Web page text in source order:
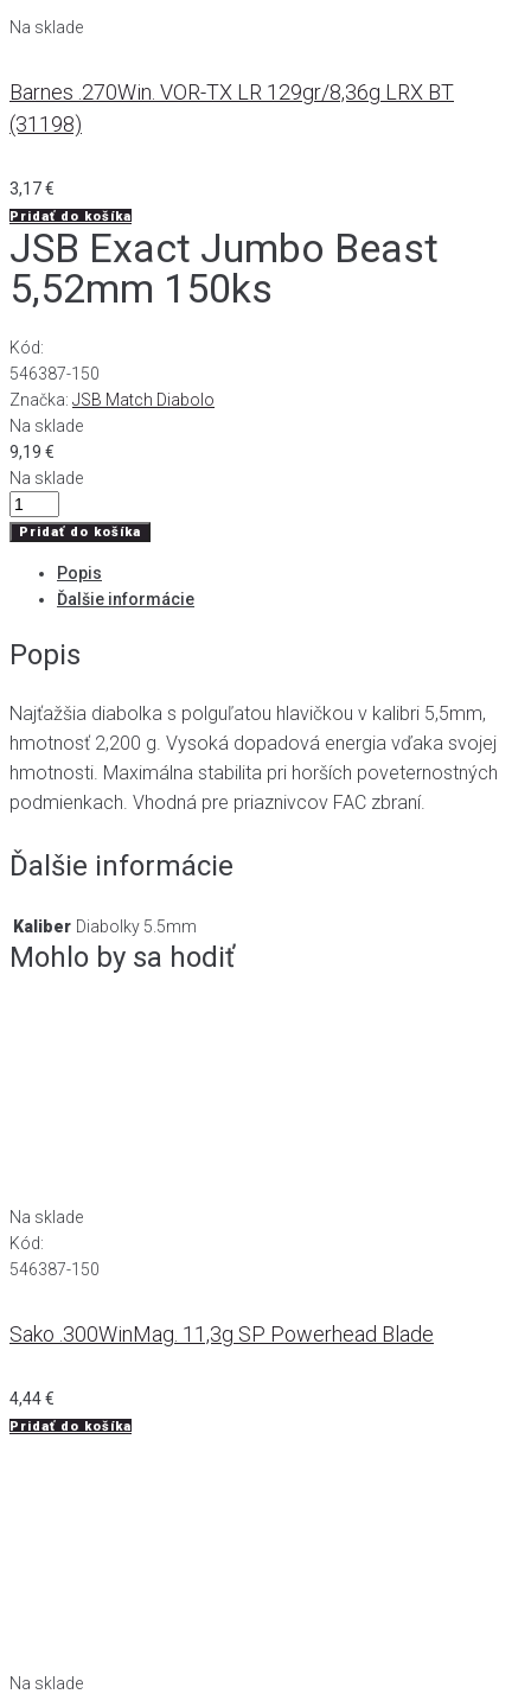
Na sklade
Barnes .270Win. VOR-TX LR 129gr/8,36g LRX BT
(31198)
3,17€
Pridať do košíka
JSB Exact Jumbo Beast
5,52mm 150ks
Kód:
546387-150
Značka: JSB Match Diabolo
Na sklade
9,19 €
Na sklade
množstvo
JSB
Jumbo
Beast
150ks
Pridať do košíka
Popis
Ďalšie informácie
Popis
Najťažšia diabolka s polguľatou hlavičkou v kalibri 5,5mm,
hmotnosť 2,200 g. Vysoká dopadová energia vďaka svojej
hmotnosti. Maximálna stabilita pri horších poveternostných
podmienkach. Vhodná pre priaznivcov FAC zbraní.
Ďalšie informácie
Kaliber Diabolky 5.5mm
Mohlo by sa hodiť
Na sklade
Kód:
546387-150
Sako .300WinMag. 11,3g SP Powerhead Blade
4,44€
Pridať do košíka
Na sklade